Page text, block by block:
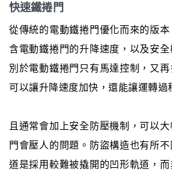
快速鐵捲門
從傳統的電動鐵捲門優化而來的版
含電動鐵捲門的升降速度，以及安
別於電動鐵捲門只有馬達控制，又
可以讓升降速度加快，還能讓運轉過
且通常會加上安全防壓機制，可以
門會壓人的問題。防盜構造也有所
道是採用較難被撬開的凹形軌道，